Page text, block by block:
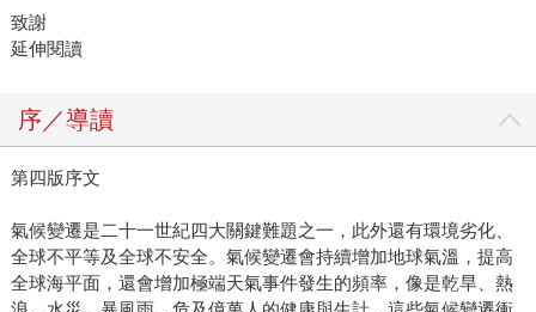
致謝
延伸閱讀
序／導讀
第四版序文
氣候變遷是二十一世紀四大關鍵難題之一，此外還有環境劣化、
全球不平等及全球不安全。氣候變遷會持續增加地球氣溫，提高
全球海平面，還會增加極端天氣事件發生的頻率，像是乾旱、熱